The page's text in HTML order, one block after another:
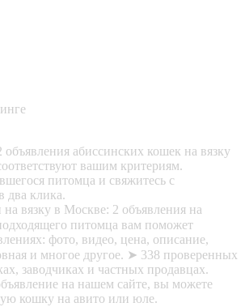
абиссинских кошек на вязку
вашим критериям.
питомца и свяжитесь с
два клика.
вязку в Москве: 2 объявления на
питомца вам поможет
фото, видео, цена, описание,
и многое другое. ➤ 338 проверенных
заводчиках и частных продавцах.
на нашем сайте, вы можете
кошку на авито или юле.